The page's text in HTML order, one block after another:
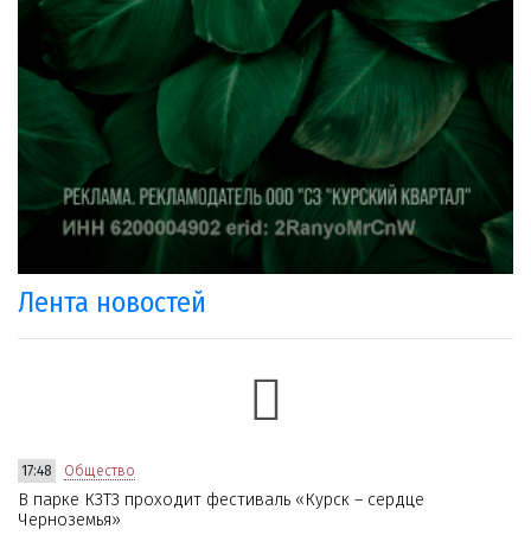
Лента новостей
17:48 Общество
В парке КЗТЗ проходит фестиваль «Курск – сердце
Черноземья»